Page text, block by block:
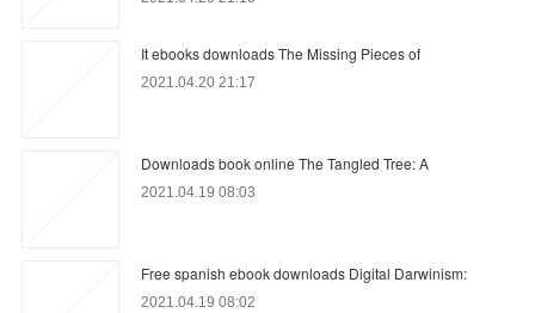
It ebooks downloads The Missing Pieces of
2021.04.20 21:17
Downloads book online The Tangled Tree: A
2021.04.19 08:03
Free spanish ebook downloads Digital Darwinism:
2021.04.19 08:02